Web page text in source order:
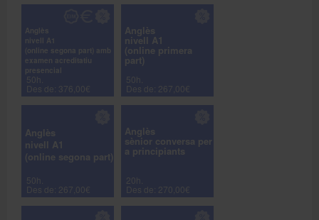
Anglès
nivell A1
(online segona part) amb
examen acreditatiu
presencial
50h.
Des de: 376,00€
Anglès
nivell A1
(online primera
part)
50h.
Des de: 267,00€
Anglès
nivell A1
(online segona part)
50h.
Des de: 267,00€
Anglès
sènior conversa per
a principiants
20h.
Des de: 270,00€